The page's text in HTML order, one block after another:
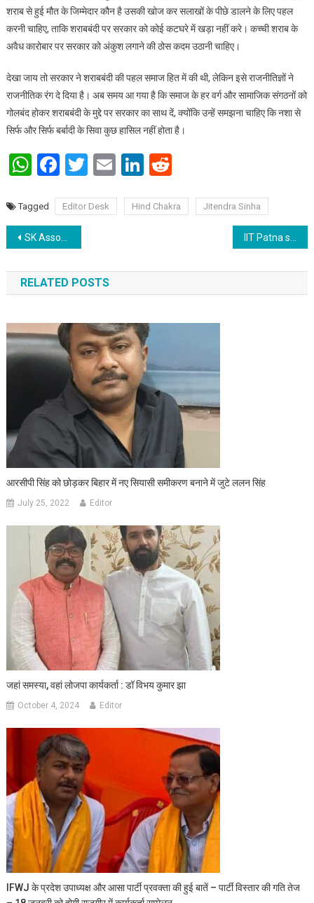
शराब से हुई मौत के जिम्मेदार कौन है उसकी खोज कर सलाखों के पीछे डालने के लिए पहल
करनी चाहिए, ताकि शराबबंदी पर सरकार को कोई कटघरे में खड़ा नहीं करे। कच्ची शराब के
अवैध कारोबार पर सरकार को अंकुश लगाने की ठोस कदम उठानी चाहिए।
देखा जाय तो सरकार ने शराबबंदी की पहल समाज हित में की थी, लेकिन इसे राजनीतिज्ञों ने
राजनीतिक रंग दे दिया है। अब समय आ गया है कि समाज के हर वर्ग और सामाजिक संगठनों को
गोलबंद होकर शराबबंदी के मुद्दे पर सरकार का साथ दें, क्योंकि उन्हें समझना चाहिए कि नशा से
सिर्फ और सिर्फ बर्बादी के सिवा कुछ हासिल नहीं होता है।
WhatsApp
Facebook
Twitter
EmailLinkedIn
Reddit
Tagged Editor Desk Hind Chakra Jitendra Sinha
Post navigation
SK Associates & Group organized International Conference on, “How to build Your Dream Team for your Startup”; See the expert views
RELATED POSTS
आरसीपी सिंह को छोड़कर बिहार में नए सियासी समीकरण बनाने में जुटे ललन सिंह
July 25, 2022 Editor
जहां समस्या, वहां लोजपा कार्यकर्ता : डॉ विभय कुमार झा
October 4, 2024 Editor
IFWJ के प्रदेश उपाध्यक्ष और आसा पार्टी प्रवक्ता की हुई बातें – पार्टी विस्तार की गति तेज